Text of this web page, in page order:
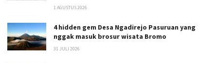
1 AGUSTUS 2026
4 hidden gem Desa Ngadirejo Pasuruan yang
nggak masuk brosur wisata Bromo
31 JULI 2026